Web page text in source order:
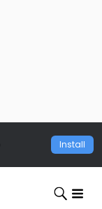
Install